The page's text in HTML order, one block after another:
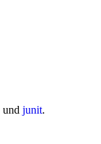
und junit.